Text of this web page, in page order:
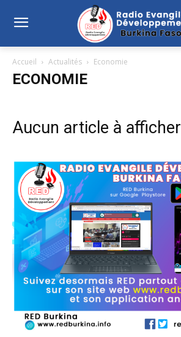
Accueil Actualités Economie
ECONOMIE
Aucun article à afficher